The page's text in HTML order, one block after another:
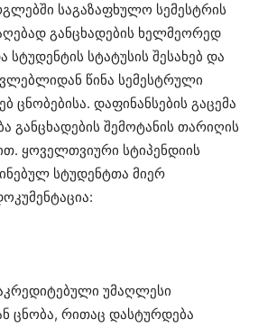
საგაზაფხულო სემესტრის
განცხადების ხელმეორედ
სტუდენტის სტატუსის შესახებ და
წინა სემესტრული
ცნობებისა. დაფინანსების გაცემა
განცხადების შემოტანის თარიღის
ყოველთვიური სტიპენდიის
სტუდენტთა მიერ
უმაღლესი
ცნობა, რითაც დასტურდება